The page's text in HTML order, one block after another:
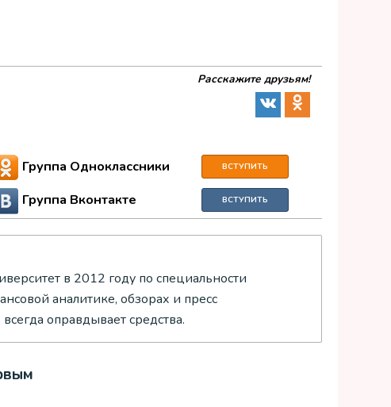
Расскажите друзьям!
Группа Одноклассники ВСТУПИТЬ
Группа Вконтакте ВСТУПИТЬ
в 2012 году по специальности
аналитике, обзорах и пресс
оправдывает средства.